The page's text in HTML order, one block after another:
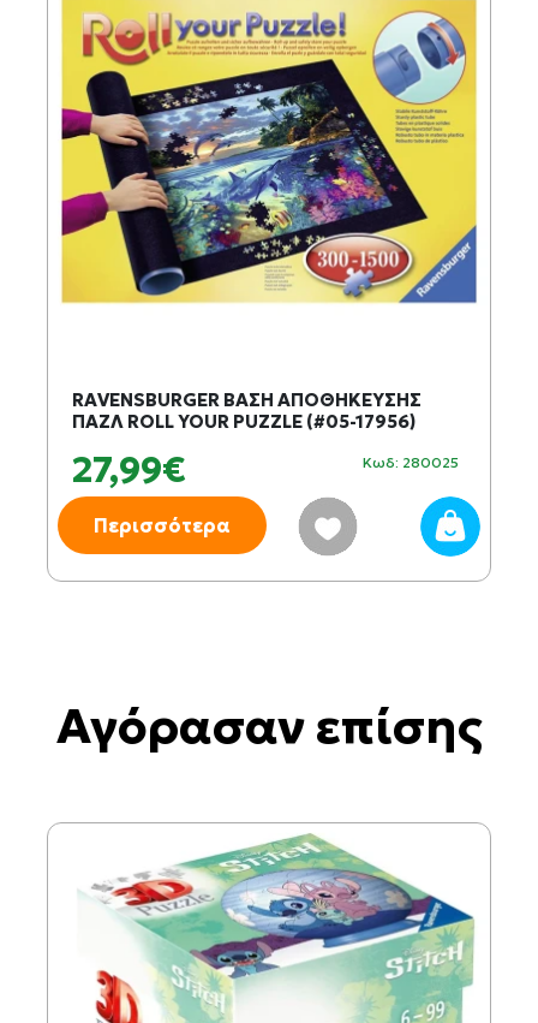
RAVENSBURGER ΒΑΣΗ ΑΠΟΘΗΚΕΥΣΗΣ
ΠΑΖΛ ROLL YOUR PUZZLE (#05-17956)
27,99€ Κωδ: 280025
Περισσότερα
Αγόρασαν επίσης